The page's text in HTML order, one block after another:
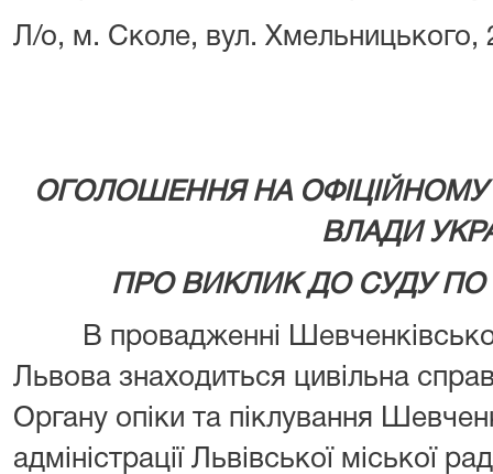
Л/о, м. Сколе, вул. Хмельницького,
ОГОЛОШЕННЯ НА ОФІЦІЙНОМУ
ВЛАДИ
ПРО ВИКЛИК ДО СУДУ ПО
В провадженні
Львова знаходиться цивільна
Органу опіки та піклування
адміністрації Львівської міської